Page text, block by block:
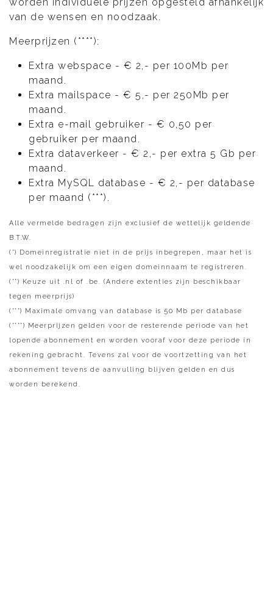
van de wensen en noodzaak.
Meerprijzen (****):
Extra webspace - € 2,- per 100Mb per
maand.
Extra mailspace - € 5,- per 250Mb per
maand.
Extra e-mail gebruiker - € 0,50 per
gebruiker per maand.
Extra dataverkeer - € 2,- per extra 5 Gb per
maand.
Extra MySQL database - € 2,- per database
per maand (***).
Alle vermelde bedragen zijn exclusief de wettelijk geldende
B.T.W.
(*) Domeinregistratie niet in de prijs inbegrepen, maar het is
wel noodzakelijk om een eigen domeinnaam te registreren.
(**) Keuze uit .nl of .be. (Andere extenties zijn beschikbaar
tegen meerprijs)
(***) Maximale omvang van database is 50 Mb per database
(****) Meerprijzen gelden voor de resterende periode van het
lopende abonnement en worden vooraf voor deze periode in
rekening gebracht. Tevens zal voor de voortzetting van het
abonnement tevens de aanvulling blijven gelden en dus
worden berekend.